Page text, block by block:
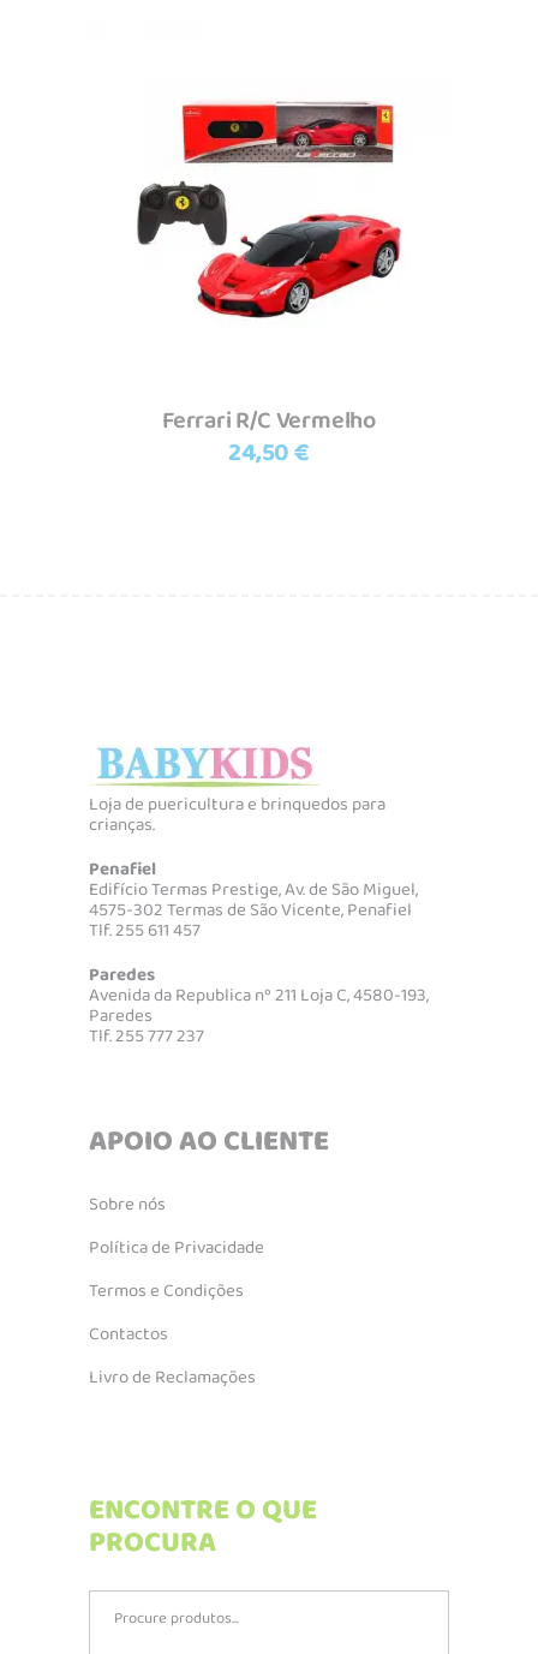
Adicionar
Ferrari R/C Vermelho
24,50€
Loja de puericultura e brinquedos para
crianças.
Penafiel
Edifício Termas Prestige, Av. de São Miguel,
4575-302 Termas de São Vicente, Penafiel
Tlf. 255 611 457
Paredes
Avenida da Republica nº 211 Loja C, 4580-193,
Paredes
Tlf. 255 777 237
APOIO AO CLIENTE
Sobre nós
Política de Privacidade
Termos e Condições
Contactos
Livro de Reclamações
ENCONTRE O QUE
PROCURA